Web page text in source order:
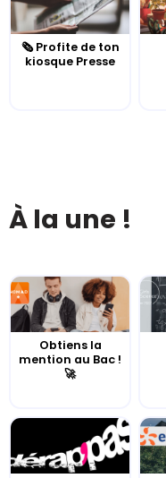
🗞️ Profite de ton
kiosque Presse
À la une !
Obtiens la
mention au Bac !
🚀